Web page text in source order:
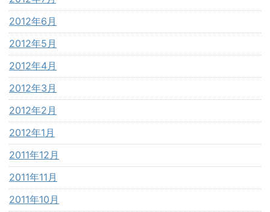
2012年6月
2012年5月
2012年4月
2012年3月
2012年2月
2012年1月
2011年12月
2011年11月
2011年10月